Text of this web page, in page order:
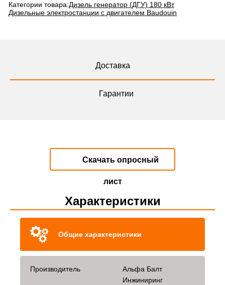
Категории товара:Дизель генератор (ДГУ) 180 кВт
Дизельные электростанции с двигателем Baudouin
Доставка
Гарантии
Скачать опросный
лист
Характеристики
Общие характеристики
Производитель
Альфа Балт
Инжиниринг